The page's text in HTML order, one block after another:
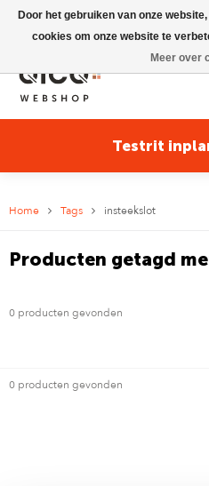
Riese & Müller Nevo5 Silent
Testrit
Home Tags insteekslot
Producten getagd
0 producten gevonden
0 producten gevonden
Door het gebruiken van onze
cookies om onze website te
Meer over